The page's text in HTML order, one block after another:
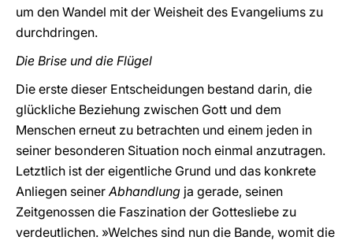
um den Wandel mit der Weisheit des Evangeliums zu
durchdringen.
Die Brise und die Flügel
Die erste dieser Entscheidungen bestand darin, die
glückliche Beziehung zwischen Gott und dem
Menschen erneut zu betrachten und einem jeden in
seiner besonderen Situation noch einmal anzutragen.
Letztlich ist der eigentliche Grund und das konkrete
Anliegen seinerAbhandlung ja gerade, seinen
Zeitgenossen die Faszination der Gottesliebe zu
verdeutlichen. »Welches sind nun die Bande, womit die